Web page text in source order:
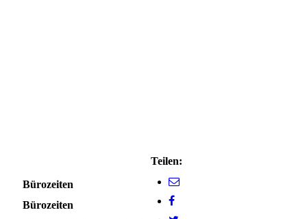
Bürozeiten
Bürozeiten
Teilen: